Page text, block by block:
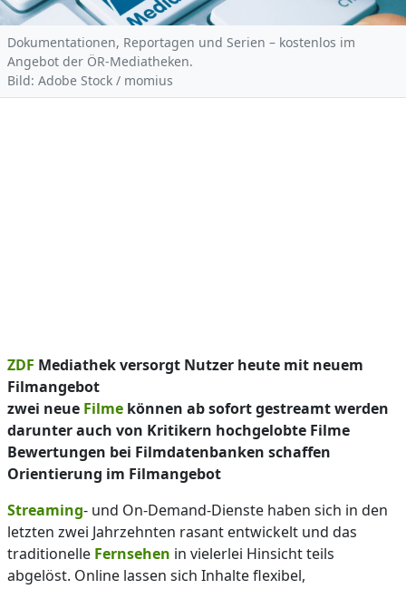
Dokumentationen, Reportagen und Serien – kostenlos im
Angebot der ÖR-Mediatheken.
Bild: Adobe Stock / momius
ZDF Mediathek versorgt Nutzer heute mit neuem
Filmangebot
zwei neue Filme können ab sofort gestreamt werden
darunter auch von Kritikern hochgelobte Filme
Bewertungen bei Filmdatenbanken schaffen
Orientierung im Filmangebot
Streaming- und On-Demand-Dienste haben sich in den
letzten zwei Jahrzehnten rasant entwickelt und das
traditionelle Fernsehen in vielerlei Hinsicht teils
abgelöst. Online lassen sich Inhalte flexibel,